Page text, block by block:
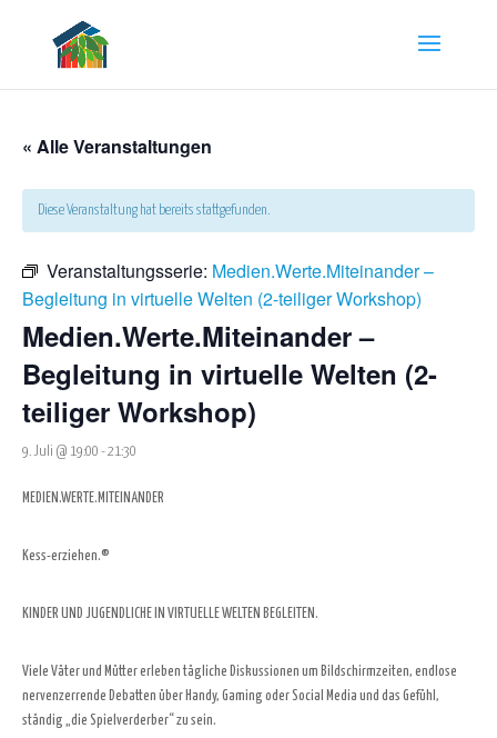
« Alle Veranstaltungen
Diese Veranstaltung hat bereits stattgefunden.
Veranstaltungsserie: Medien.Werte.Miteinander –
Begleitung in virtuelle Welten (2-teiliger Workshop)
Medien.Werte.Miteinander –
Begleitung in virtuelle Welten (2-
teiliger Workshop)
9. Juli @ 19:00 -21:30
MEDIEN.WERTE.MITEINANDER
Kess-erziehen.®
KINDER UND JUGENDLICHE IN VIRTUELLE WELTEN BEGLEITEN.
Viele Väter und Mütter erleben tägliche Diskussionen um Bildschirmzeiten, endlose
nervenzerrende Debatten über Handy, Gaming oder Social Media und das Gefühl,
ständig „die Spielverderber“ zu sein.